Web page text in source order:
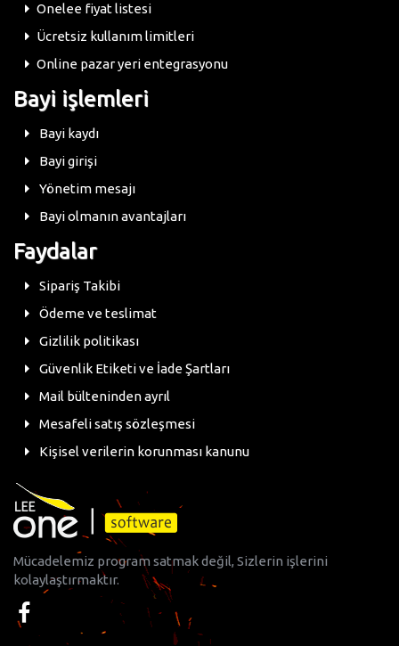
Onelee fiyat listesi
Ücretsiz kullanım limitleri
Online pazar yeri entegrasyonu
Bayi işlemleri
Bayi kaydı
Bayi girişi
Yönetim mesajı
Bayi olmanın avantajları
Faydalar
Sipariş Takibi
Ödeme ve teslimat
Gizlilik politikası
Güvenlik Etiketi ve İade Şartları
Mail bülteninden ayrıl
Mesafeli satış sözleşmesi
Kişisel verilerin korunması kanunu
Mücadelemiz program satmak değil, Sizlerin işlerini
kolaylaştırmaktır.